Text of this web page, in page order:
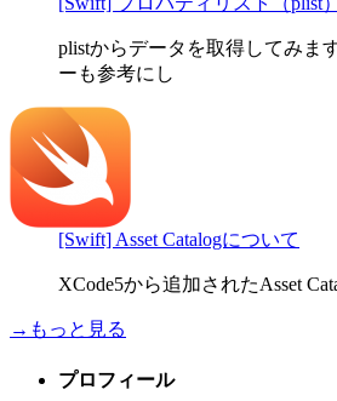
plistからデータを取得してみま
ーも参考にし
[Swift] Asset Catalogについて
XCode5から追加されたAsset
→もっと見る
プロフィール